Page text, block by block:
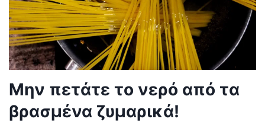
Μην πετάτε το νερό από τα
βρασμένα ζυμαρικά!